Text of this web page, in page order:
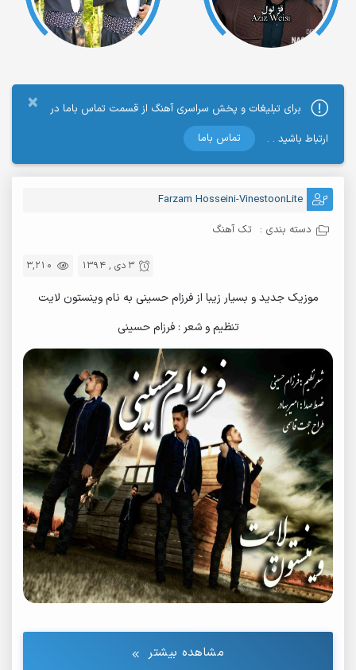
×
برای تبلیغات و پخش سراسری آهنگ از قسمت تماس باما در
ارتباط باشید . .
تماس باما
Farzam Hosseini-VinestoonLite
دسته بندی : تک آهنگ
3,210 3 دی , 1394
موزیک جدید و بسیار زیبا از فرزام حسینی به نام وینستون لایت
تنظیم و شعر : فرزام حسینی
مشاهده بیشتر